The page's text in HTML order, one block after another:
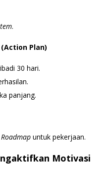
.
Plan)
30 hari.
panjang.
untuk pekerjaan.
Motivasi